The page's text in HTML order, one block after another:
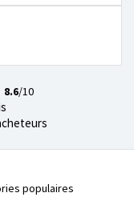
8.6/10
populaires